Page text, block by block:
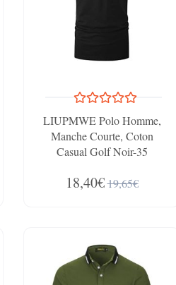
LIUPMWE Polo Homme,
Manche Courte, Coton
Casual Golf Noir-35
18,40€19,65€